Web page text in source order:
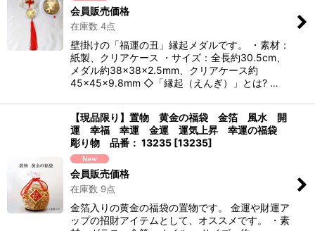
会員販売価格
在庫数 4点
壁掛けの「福運の丑」縁起メダルです。 ・素材：
紙製、クリアケース ・サイズ：全長約30.5cm、
メダル約38×38×2.5mm、クリアケース約
45×45×9.8mm ◇「縁起（えんぎ）」とは? …
【現品限り】置物 黄金の福袋 金箔 風水 開
運 幸福 幸運 金運 運気上昇 幸運の福袋
彫り物 品番： 13235 [13235]
会員販売価格
在庫数 9点
金箔入りの黄金の福袋の置物です。 金運や財運ア
ップの招財アイテムとして、オススメです。 ・素